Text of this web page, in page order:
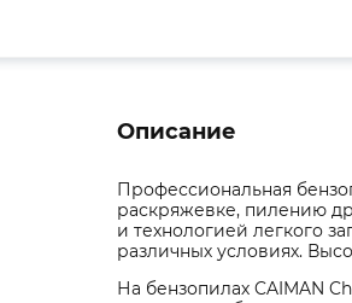
Описание
Профессиональная
раскряжевке, пилению
и технологией легкого
различных условиях.
На бензопилах CAIMAN